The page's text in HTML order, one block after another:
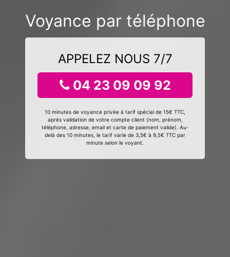
Voyance par téléphone
APPELEZ NOUS 7/7
04 23 09 09 92
10 minutes de voyance privée à tarif spécial de 15€ TTC,
après validation de votre compte client (nom, prénom,
téléphone, adresse, email et carte de paiement valide). Au-
delà des 10 minutes, le tarif varie de 3,5€ à 9,5€ TTC par
minute selon le voyant.